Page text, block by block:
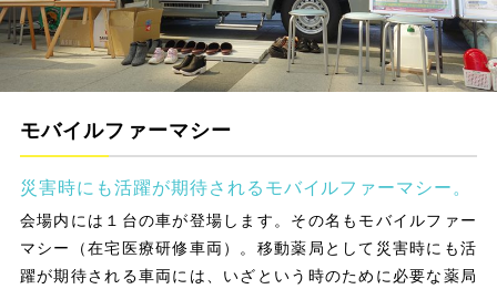
モバイルファーマシー
災害時にも活躍が期待されるモバイルファーマシー。
会場内には１台の車が登場します。その名もモバイルファー
マシー（在宅医療研修車両）。移動薬局として災害時にも活
躍が期待される車両には、いざという時のために必要な薬局